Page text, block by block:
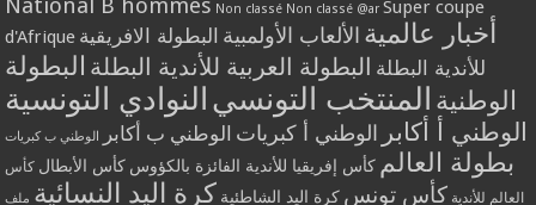
Non classé Non classé @ar Super coupe
d'Afrique
أخبار عالمية الألعاب الأولمبية البطولة الافريقية
للأندية البطلة البطولة العربية للأندية البطلة البطولة
الوطنية المنتخب التونسي النوادي التونسية
الوطني أ أكابر الوطني أ كبريات الوطني ب أكابر الوطني ب كبريات
بطولة العالم كأس إفريقيا للأندية الفائزة بالكؤوس كأس الأبطال كأس
العالم للأندية كأس تونس كرة اليد الشاطئية كرة اليد النسائية ملف